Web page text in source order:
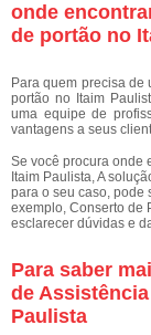
onde
de portão no
Para quem precisa de
portão no Itaim
uma equipe de
vantagens a seus
Se você procura onde
Itaim Paulista, A
para o seu caso, pode
exemplo, Conserto de
esclarecer dúvidas e
Para saber
de
Paulista